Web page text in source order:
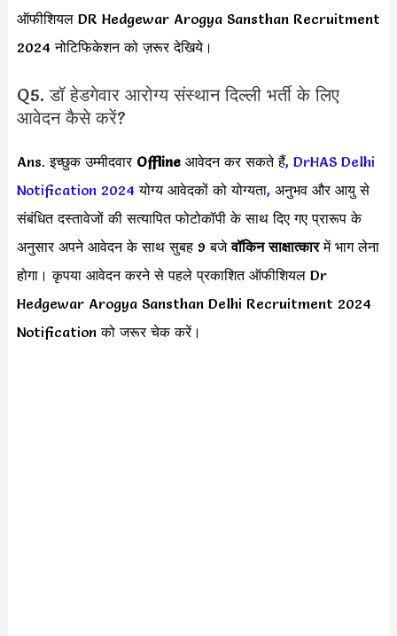
ऑफीशियल DR Hedgewar Arogya Sansthan Recruitment
2024 नोटिफिकेशन को ज़रूर देखिये।
Q5. डॉ हेडगेवार आरोग्य संस्थान दिल्ली भर्ती के लिए
आवेदन कैसे करें?
Ans. इच्छुक उम्मीदवार Offline आवेदन कर सकते हैं, DrHAS Delhi
Notification 2024 योग्य आवेदकों को योग्यता, अनुभव और आयु से
संबंधित दस्तावेजों की सत्यापित फोटोकॉपी के साथ दिए गए प्रारूप के
अनुसार अपने आवेदन के साथ सुबह 9 बजेवॉकिन साक्षात्कारमें भाग लेना
होगा। कृपया आवेदन करने से पहले प्रकाशित ऑफीशियल Dr
Hedgewar Arogya Sansthan Delhi Recruitment 2024
Notification को जरूर चेक करें।